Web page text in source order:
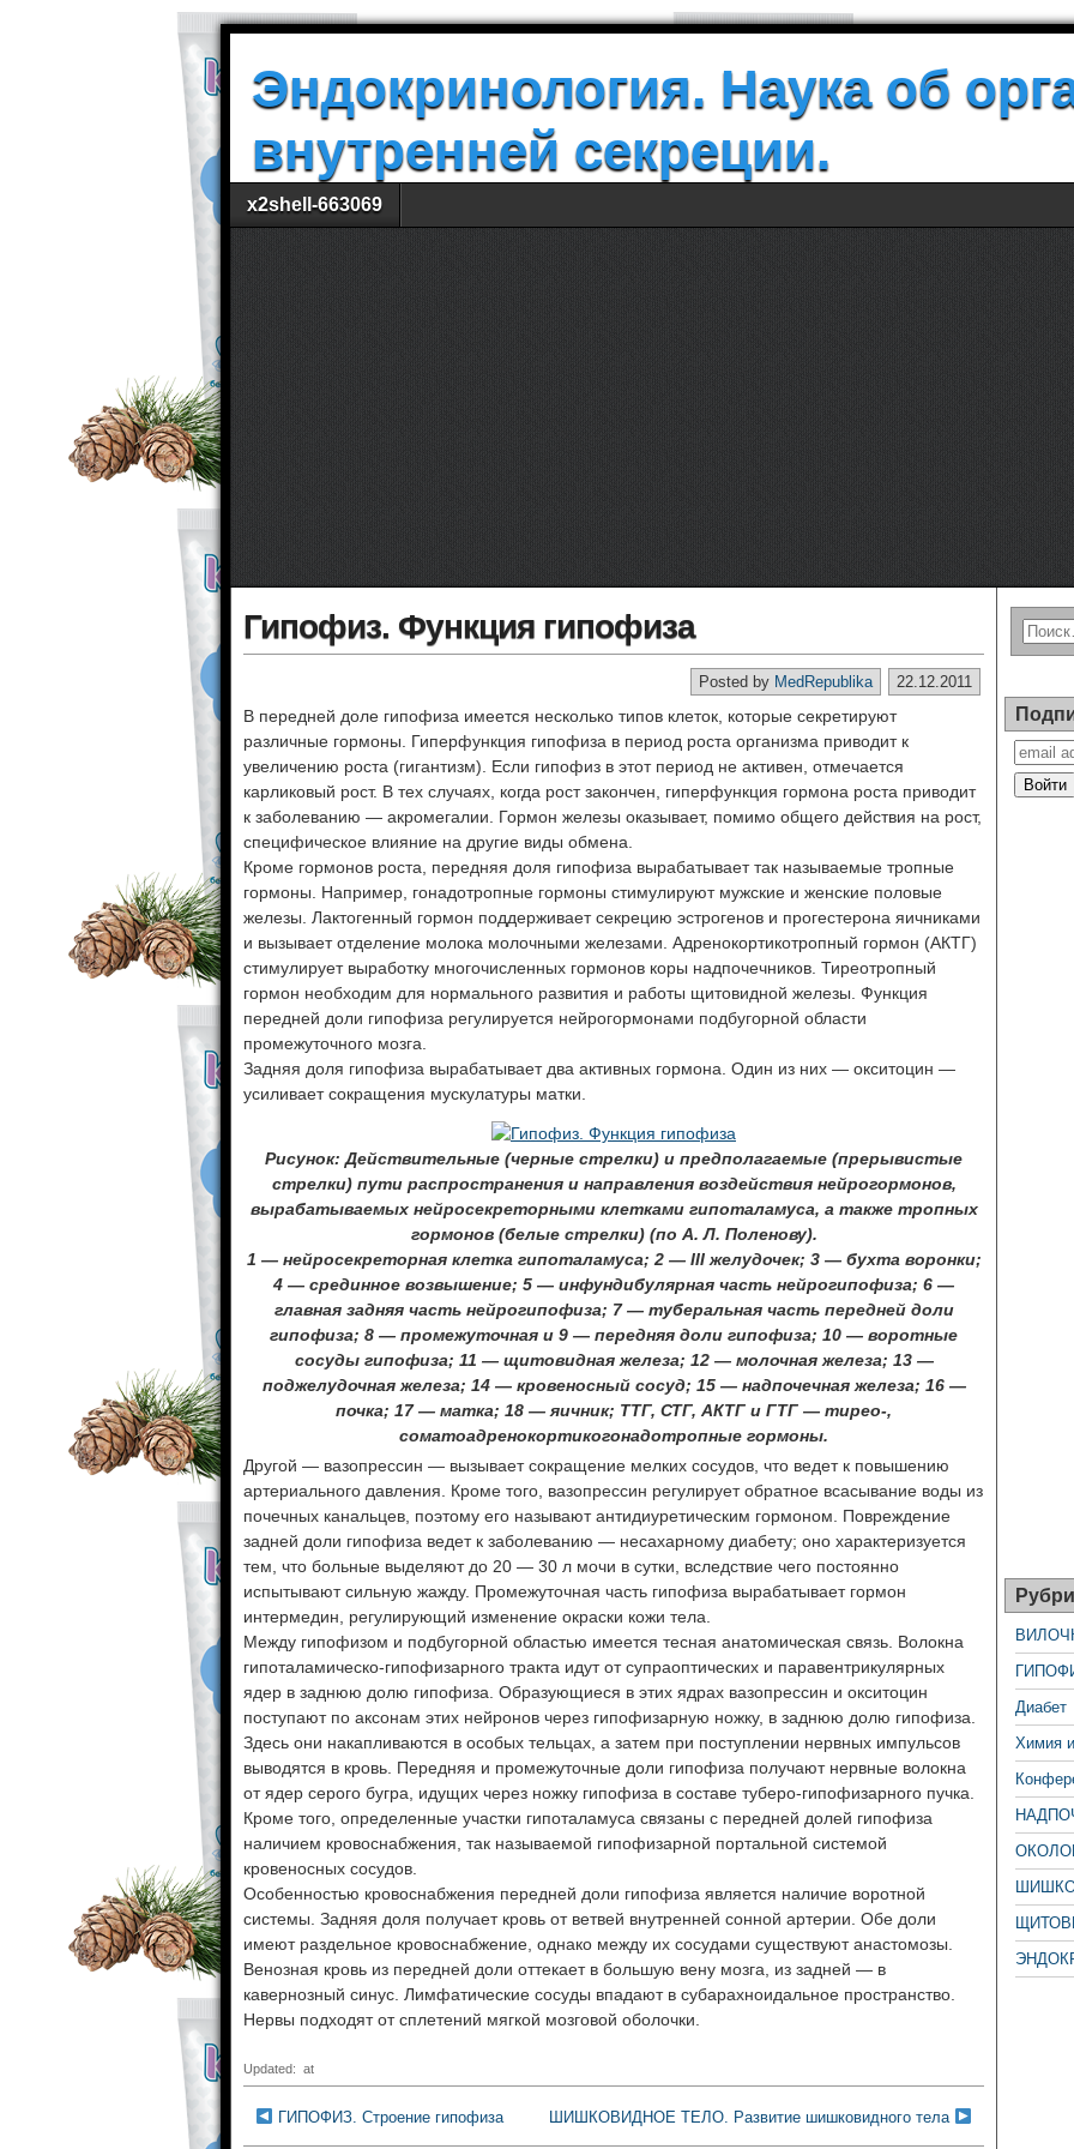
Эндокринология. Наука об
внутренней секреции.
x2shell-663069
Гипофиз. Функция гипофиза
22.12.2011
Posted by MedRepublika
В передней доле гипофиза имеется несколько типов клеток, которые секретируют
различные гормоны. Гиперфункция гипофиза в период роста организма приводит к
увеличению роста (гигантизм). Если гипофиз в этот период не активен, отмечается
карликовый рост. В тех случаях, когда рост закончен, гиперфункция гормона роста приводит
к заболеванию — акромегалии. Гормон железы оказывает, помимо общего действия на рост,
специфическое влияние на другие виды обмена.
Кроме гормонов роста, передняя доля гипофиза вырабатывает так называемые тропные
гормоны. Например, гонадотропные гормоны стимулируют мужские и женские половые
железы. Лактогенный гормон поддерживает секрецию эстрогенов и прогестерона яичниками
и вызывает отделение молока молочными железами. Адренокортикотропный гормон (АКТГ)
стимулирует выработку многочисленных гормонов коры надпочечников. Тиреотропный
гормон необходим для нормального развития и работы щитовидной железы. Функция
передней доли гипофиза регулируется нейрогормонами подбугорной области
промежуточного мозга.
Задняя доля гипофиза вырабатывает два активных гормона. Один из них — окситоцин —
усиливает сокращения мускулатуры матки.
Рисунок: Действительные (черные стрелки) и предполагаемые (прерывистые
стрелки) пути распространения и направления воздействия нейрогормонов,
вырабатываемых нейросекреторными клетками гипоталамуса, а также тропных
гормонов (белые стрелки) (по А. Л. Поленову).
1 — нейросекреторная клетка гипоталамуса; 2 — III желудочек; 3 — бухта воронки;
4 — срединное возвышение; 5 — инфундибулярная часть нейрогипофиза; 6 —
главная задняя часть нейрогипофиза; 7 — туберальная часть передней доли
гипофиза; 8 — промежуточная и 9 — передняя доли гипофиза; 10 — воротные
сосуды гипофиза; 11 — щитовидная железа; 12 — молочная железа; 13 —
поджелудочная железа; 14 — кровеносный сосуд; 15 — надпочечная железа; 16 —
почка; 17 — матка; 18 — яичник; ТТГ, СТГ, АКТГ и ГТГ — тирео-,
соматоадренокортикогонадотропные гормоны.
Другой — вазопрессин — вызывает сокращение мелких сосудов, что ведет к повышению
артериального давления. Кроме того, вазопрессин регулирует обратное всасывание воды из
почечных канальцев, поэтому его называют антидиуретическим гормоном. Повреждение
задней доли гипофиза ведет к заболеванию — несахарному диабету; оно характеризуется
тем, что больные выделяют до 20 — 30 л мочи в сутки, вследствие чего постоянно
испытывают сильную жажду. Промежуточная часть гипофиза вырабатывает гормон
интермедин, регулирующий изменение окраски кожи тела.
Между гипофизом и подбугорной областью имеется тесная анатомическая связь. Волокна
гипоталамическо-гипофизарного тракта идут от супраоптических и паравентрикулярных
ядер в заднюю долю гипофиза. Образующиеся в этих ядрах вазопрессин и окситоцин
поступают по аксонам этих нейронов через гипофизарную ножку, в заднюю долю гипофиза.
Здесь они накапливаются в особых тельцах, а затем при поступлении нервных импульсов
выводятся в кровь. Передняя и промежуточные доли гипофиза получают нервные волокна
от ядер серого бугра, идущих через ножку гипофиза в составе туберо-гипофизарного пучка.
Кроме того, определенные участки гипоталамуса связаны с передней долей гипофиза
наличием кровоснабжения, так называемой гипофизарной портальной системой
кровеносных сосудов.
Особенностью кровоснабжения передней доли гипофиза является наличие воротной
системы. Задняя доля получает кровь от ветвей внутренней сонной артерии. Обе доли
имеют раздельное кровоснабжение, однако между их сосудами существуют анастомозы.
Венозная кровь из передней доли оттекает в большую вену мозга, из задней — в
кавернозный синус. Лимфатические сосуды впадают в субарахноидальное пространство.
Нервы подходят от сплетений мягкой мозговой оболочки.
Updated: at
ГИПОФИЗ. Строение гипофиза ШИШКОВИДНОЕ ТЕЛО. Развитие шишковидного тела
Диабет
Химия